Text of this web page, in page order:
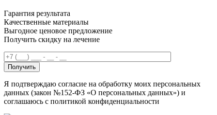
Гарантия результата
Качественные материалы
Выгодное ценовое предложение
Получить скидку на лечение
Получить
Я подтверждаю согласие на обработку моих персональных
данных (закон №152-ФЗ «О персональных данных») и
соглашаюсь с политикой конфиденциальности